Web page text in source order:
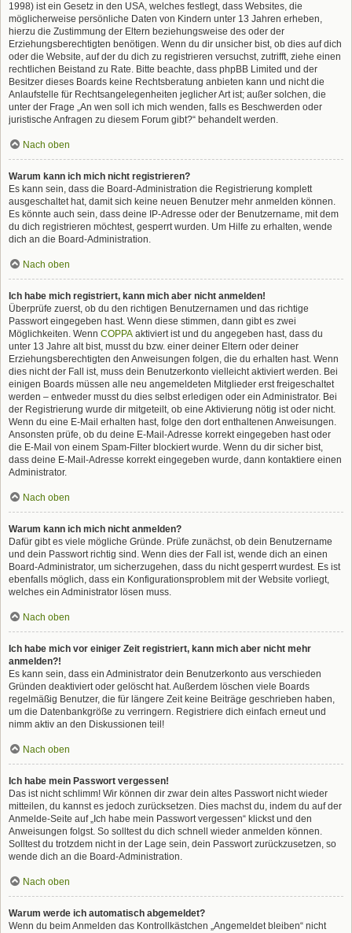
1998) ist ein Gesetz in den USA, welches festlegt, dass Websites, die
möglicherweise persönliche Daten von Kindern unter 13 Jahren erheben,
hierzu die Zustimmung der Eltern beziehungsweise des oder der
Erziehungsberechtigten benötigen. Wenn du dir unsicher bist, ob dies auf dich
oder die Website, auf der du dich zu registrieren versuchst, zutrifft, ziehe einen
rechtlichen Beistand zu Rate. Bitte beachte, dass phpBB Limited und der
Besitzer dieses Boards keine Rechtsberatung anbieten kann und nicht die
Anlaufstelle für Rechtsangelegenheiten jeglicher Art ist; außer solchen, die
unter der Frage „An wen soll ich mich wenden, falls es Beschwerden oder
juristische Anfragen zu diesem Forum gibt?“ behandelt werden.
Nach oben
Warum kann ich mich nicht registrieren?
Es kann sein, dass die Board-Administration die Registrierung komplett
ausgeschaltet hat, damit sich keine neuen Benutzer mehr anmelden können.
Es könnte auch sein, dass deine IP-Adresse oder der Benutzername, mit dem
du dich registrieren möchtest, gesperrt wurden. Um Hilfe zu erhalten, wende
dich an die Board-Administration.
Nach oben
Ich habe mich registriert, kann mich aber nicht anmelden!
Überprüfe zuerst, ob du den richtigen Benutzernamen und das richtige
Passwort eingegeben hast. Wenn diese stimmen, dann gibt es zwei
Möglichkeiten. Wenn COPPA aktiviert ist und du angegeben hast, dass du
unter 13 Jahre alt bist, musst du bzw. einer deiner Eltern oder deiner
Erziehungsberechtigten den Anweisungen folgen, die du erhalten hast. Wenn
dies nicht der Fall ist, muss dein Benutzerkonto vielleicht aktiviert werden. Bei
einigen Boards müssen alle neu angemeldeten Mitglieder erst freigeschaltet
werden – entweder musst du dies selbst erledigen oder ein Administrator. Bei
der Registrierung wurde dir mitgeteilt, ob eine Aktivierung nötig ist oder nicht.
Wenn du eine E-Mail erhalten hast, folge den dort enthaltenen Anweisungen.
Ansonsten prüfe, ob du deine E-Mail-Adresse korrekt eingegeben hast oder
die E-Mail von einem Spam-Filter blockiert wurde. Wenn du dir sicher bist,
dass deine E-Mail-Adresse korrekt eingegeben wurde, dann kontaktiere einen
Administrator.
Nach oben
Warum kann ich mich nicht anmelden?
Dafür gibt es viele mögliche Gründe. Prüfe zunächst, ob dein Benutzername
und dein Passwort richtig sind. Wenn dies der Fall ist, wende dich an einen
Board-Administrator, um sicherzugehen, dass du nicht gesperrt wurdest. Es ist
ebenfalls möglich, dass ein Konfigurationsproblem mit der Website vorliegt,
welches ein Administrator lösen muss.
Nach oben
Ich habe mich vor einiger Zeit registriert, kann mich aber nicht mehr
anmelden?!
Es kann sein, dass ein Administrator dein Benutzerkonto aus verschieden
Gründen deaktiviert oder gelöscht hat. Außerdem löschen viele Boards
regelmäßig Benutzer, die für längere Zeit keine Beiträge geschrieben haben,
um die Datenbankgröße zu verringern. Registriere dich einfach erneut und
nimm aktiv an den Diskussionen teil!
Nach oben
Ich habe mein Passwort vergessen!
Das ist nicht schlimm! Wir können dir zwar dein altes Passwort nicht wieder
mitteilen, du kannst es jedoch zurücksetzen. Dies machst du, indem du auf der
Anmelde-Seite auf „Ich habe mein Passwort vergessen“ klickst und den
Anweisungen folgst. So solltest du dich schnell wieder anmelden können.
Solltest du trotzdem nicht in der Lage sein, dein Passwort zurückzusetzen, so
wende dich an die Board-Administration.
Nach oben
Warum werde ich automatisch abgemeldet?
Wenn du beim Anmelden das Kontrollkästchen „Angemeldet bleiben“ nicht